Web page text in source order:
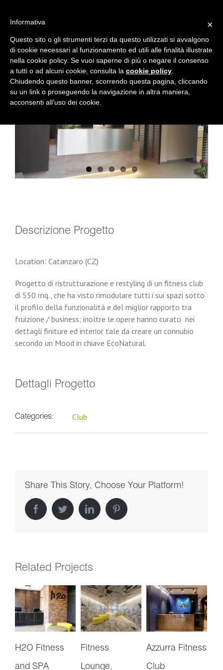
View
Larger
Image
Descrizione Progetto
Location: Catanzaro (CZ)
Progetto di ristrutturazione e restyling di un fitness club
di 550 mq., che ha visto rimodulare tutti i sui spazi sotto
il profilo della funzionalità e del miglior rapporto tra
fruizione / business; inoltre le opere hanno curato nei
dettagli finiture ed interior tale da creare un connubio
secondo un Mood in chiave EcoNatural.
Dettagli Progetto
Categories: Club
Share This Story, Choose Your Platform!
facebooktwitter linkedin pinterest
Related Projects
H2O Fitness
and SPA
Fitness
Lounge,
Azzurra Fitness
Club
×
Informativa
Questo sito o gli strumenti terzi da questo utilizzati si avvalgono
di cookie necessari al funzionamento ed utili alle finalità illustrate
nella cookie policy. Se vuoi saperne di più o negare il consenso
a tutti o ad alcuni cookie, consulta la cookie policy
Chiudendo questo banner, scorrendo questa pagina, cliccando
su un link o proseguendo la navigazione in altra maniera,
acconsenti all’uso dei cookie.